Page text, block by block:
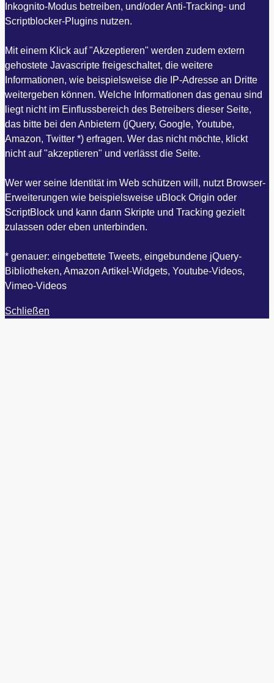
Inkognito-Modus betreiben, und/oder Anti-Tracking- und
Scriptblocker-Plugins nutzen.
Mit einem Klick auf "Akzeptieren" werden zudem extern
gehostete Javascripte freigeschaltet, die weitere
Informationen, wie beispielsweise die IP-Adresse an Dritte
weitergeben können. Welche Informationen das genau sind
liegt nicht im Einflussbereich des Betreibers dieser Seite,
das bitte bei den Anbietern (jQuery, Google, Youtube,
Amazon, Twitter *) erfragen. Wer das nicht möchte, klickt
nicht auf "akzeptieren" und verlässt die Seite.
Wer wer seine Identität im Web schützen will, nutzt Browser-
Erweiterungen wie beispielsweise uBlock Origin oder
ScriptBlock und kann dann Skripte und Tracking gezielt
zulassen oder eben unterbinden.
* genauer: eingebettete Tweets, eingebundene jQuery-
Bibliotheken, Amazon Artikel-Widgets, Youtube-Videos,
Vimeo-Videos
Schließen